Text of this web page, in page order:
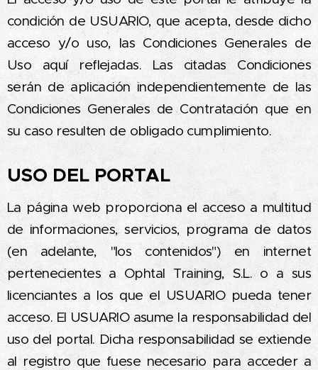
condición de USUARIO, que acepta, desde dicho
acceso y/o uso, las Condiciones Generales de
Uso aquí reflejadas. Las citadas Condiciones
serán de aplicación independientemente de las
Condiciones Generales de Contratación que en
su caso resulten de obligado cumplimiento.
USO DEL PORTAL
La página web proporciona el acceso a multitud
de informaciones, servicios, programa de datos
(en adelante, "los contenidos") en internet
pertenecientes a Ophtal Training, S.L. o a sus
licenciantes a los que el USUARIO pueda tener
acceso. El USUARIO asume la responsabilidad del
uso del portal. Dicha responsabilidad se extiende
al registro que fuese necesario para acceder a